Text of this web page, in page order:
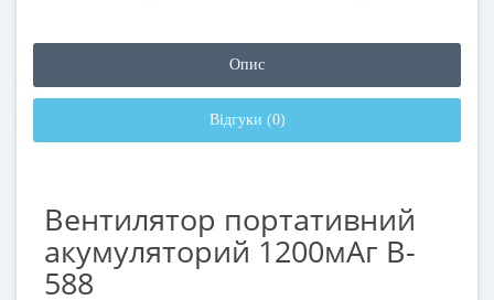
Опис
Відгуки (0)
Вентилятор портативний
акумуляторий 1200мАг B-
588